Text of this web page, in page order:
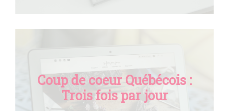
Coup de coeur Québécois :
Trois fois par jour